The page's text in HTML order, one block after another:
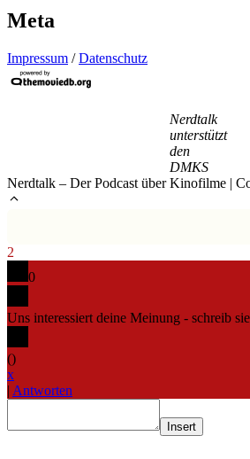
Meta
Impressum /Datenschutz
Nerdtalk
unterstützt
den
DMKS
Nerdtalk – Der Podcast über Kinofilme |
2
0
Uns interessiert deine Meinung - schreib
()
x
| Antworten
Insert